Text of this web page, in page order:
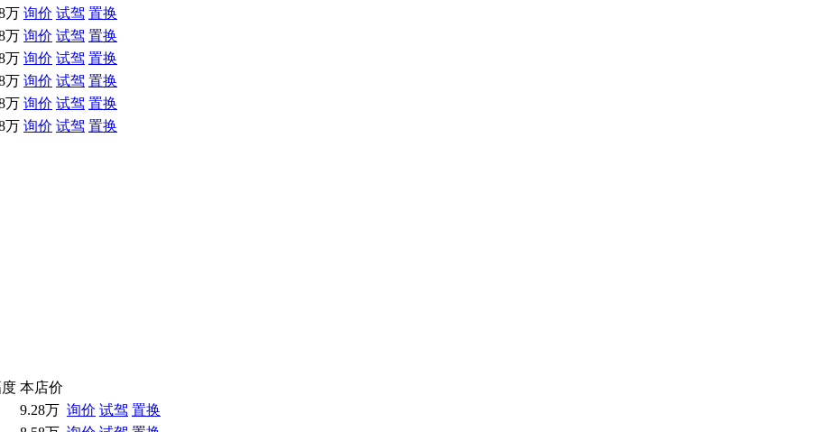
万 询价 试驾 置换
万 询价 试驾 置换
万 询价 试驾 置换
万 询价 试驾 置换
万 询价 试驾 置换
万 询价 试驾 置换
本店价
9.28万 询价 试驾 置换